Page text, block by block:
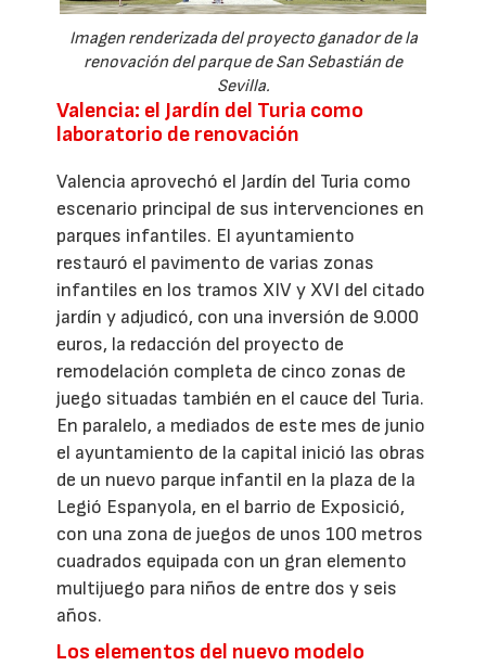
Imagen renderizada del proyecto ganador de la
renovación del parque de San Sebastián de
Sevilla.
Valencia: el Jardín del Turia como
laboratorio de renovación
Valencia aprovechó el Jardín del Turia como
escenario principal de sus intervenciones en
parques infantiles. El ayuntamiento
restauró el pavimento de varias zonas
infantiles en los tramos XIV y XVI del citado
jardín y adjudicó, con una inversión de 9.000
euros, la redacción del proyecto de
remodelación completa de cinco zonas de
juego situadas también en el cauce del Turia.
En paralelo, a mediados de este mes de junio
el ayuntamiento de la capital inició las obras
de un nuevo parque infantil en la plaza de la
Legió Espanyola, en el barrio de Exposició,
con una zona de juegos de unos 100 metros
cuadrados equipada con un gran elemento
multijuego para niños de entre dos y seis
años.
Los elementos del nuevo modelo